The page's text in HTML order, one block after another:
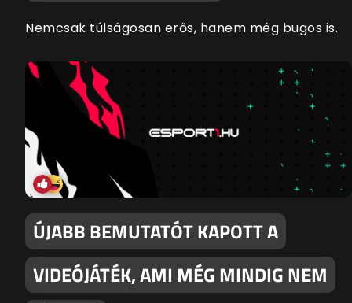
Nemcsak túlságosan erős, hanem még bugos is.
ÚJABB BEMUTATÓT KAPOTT A
VIDEÓJÁTÉK, AMI MÉG MINDIG NEM